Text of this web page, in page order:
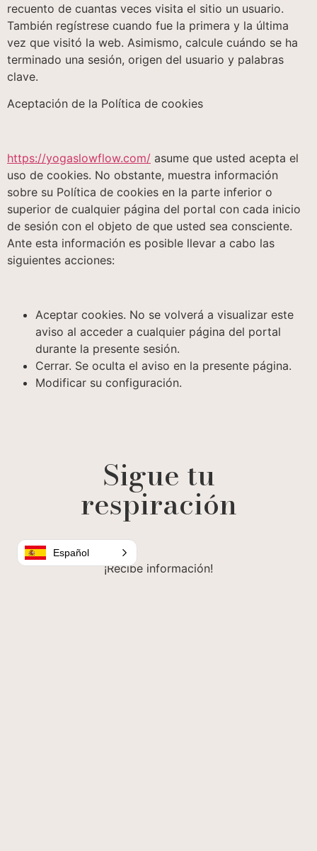
recuento de cuantas veces visita el sitio un usuario.
También regístrese cuando fue la primera y la última
vez que visitó la web. Asimismo, calcule cuándo se ha
terminado una sesión, origen del usuario y palabras
clave.
Aceptación de la Política de cookies
https://yogaslowflow.com/ asume que usted acepta el
uso de cookies. No obstante, muestra información
sobre su Política de cookies en la parte inferior o
superior de cualquier página del portal con cada inicio
de sesión con el objeto de que usted sea consciente.
Ante esta información es posible llevar a cabo las
siguientes acciones:
Aceptar cookies. No se volverá a visualizar este
aviso al acceder a cualquier página del portal
durante la presente sesión.
Cerrar. Se oculta el aviso en la presente página.
Modificar su configuración.
Sigue tu
respiración
¡Recibe información!
Español